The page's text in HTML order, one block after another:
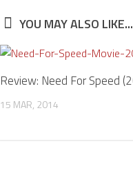
YOU MAY ALSO LIKE...
Review: Need For Speed
15 MAR, 2014